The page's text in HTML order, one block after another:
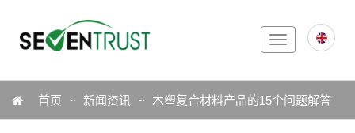
Toggle
navigation
Icon首页 新闻资讯 木塑复合材料产品的15个问题解答